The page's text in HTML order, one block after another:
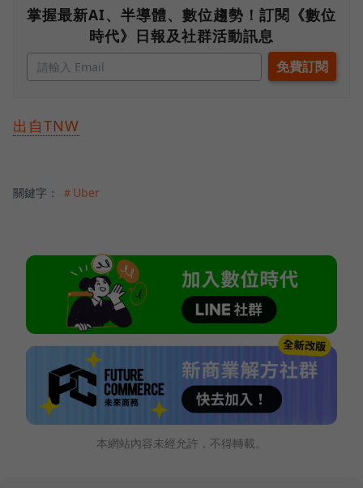
掌握最新AI、半導體、數位趨勢！訂閱《數位
時代》日報及社群活動訊息
出自TNW
關鍵字： ＃Uber
本網站內容未經允許，不得轉載。